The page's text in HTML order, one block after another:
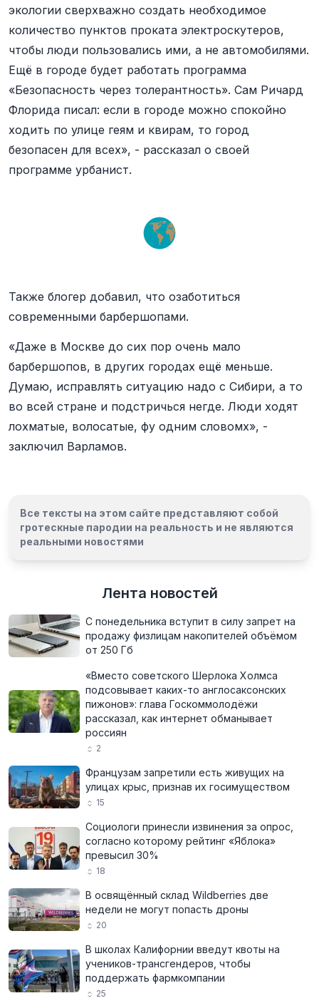
экологии сверхважно создать необходимое
количество пунктов проката электроскутеров,
чтобы люди пользовались ими, а не автомобилями.
Ещё в городе будет работать программа
«Безопасность через толерантность». Сам Ричард
Флорида писал: если в городе можно спокойно
ходить по улице геям и квирам, то город
безопасен для всех», - рассказал о своей
программе урбанист.
Также блогер добавил, что озаботиться
современными барбершопами.
«Даже в Москве до сих пор очень мало
барбершопов, в других городах ещё меньше.
Думаю, исправлять ситуацию надо с Сибири, а то
во всей стране и подстричься негде. Люди ходят
лохматые, волосатые, фу одним словомх», -
заключил Варламов.
Все тексты на этом сайте представляют собой
гротескные пародии на реальность и не являются
реальными новостями
Лента новостей
С понедельника вступит в силу запрет на
продажу физлицам накопителей объёмом
от 250 Гб
«Вместо советского Шерлока Холмса
подсовывает каких-то англосаксонских
пижонов»: глава Госкоммолодёжи
рассказал, как интернет обманывает
россиян
2
Французам запретили есть живущих на
улицах крыс, признав их госимуществом
15
Социологи принесли извинения за опрос,
согласно которому рейтинг «Яблока»
превысил 30%
18
В освящённый склад Wildberries две
недели не могут попасть дроны
20
В школах Калифорнии введут квоты на
учеников-трансгендеров, чтобы
поддержать фармкомпании
25